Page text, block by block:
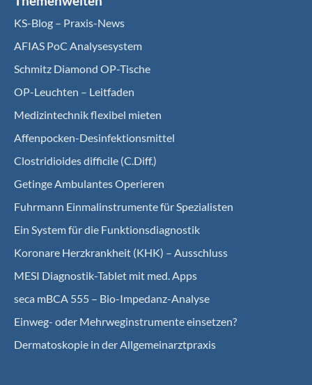
KS-Blog – Praxis-News
AFIAS PoC Analysesystem
Schmitz Diamond OP-Tische
OP-Leuchten – Leitfaden
Medizintechnik flexibel mieten
Affenpocken-Desinfektionsmittel
Clostridioides difficile (C.Diff.)
Getinge Ambulantes Operieren
Fuhrmann Einmalinstrumente für Spezialisten
Ein System für die Funktionsdiagnostik
Koro­nare Herz­krank­heit (KHK) – Ausschluss
MESI Diagnostik-Tablet mit med. Apps
seca mBCA 555 – Bio-Impedanz-Analyse
Einweg- oder Mehrweginstrumente einsetzen?
Dermatoskopie in der Allgemeinarztpraxis